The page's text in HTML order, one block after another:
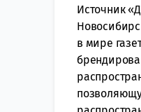
Источник
в мире